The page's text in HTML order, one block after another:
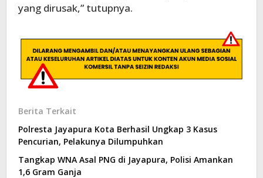
yang dirusak,” tutupnya.
Berita Terkait
Polresta Jayapura Kota Berhasil Ungkap 3 Kasus
Pencurian, Pelakunya Dilumpuhkan
Tangkap WNA Asal PNG di Jayapura, Polisi Amankan
1,6 Gram Ganja